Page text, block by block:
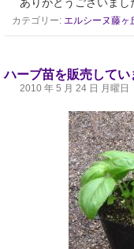
カテゴリー:エルシーヌ藤ヶ
ハーブ苗を販売してい
2010 年 5 月 24 日 月曜日